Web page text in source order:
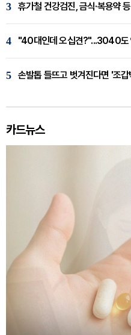
3 휴가철 건강검진, 금식·복용약
4 "40대인데 오십견?"...3040도
5 손발톱 들뜨고 벗겨진다면 '조
카드뉴스